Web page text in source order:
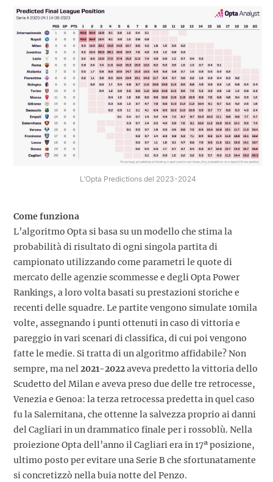
L’Opta Predictions del 2023-2024
Come funziona
L’algoritmo Opta si basa su un modello che stima la
probabilità di risultato di ogni singola partita di
campionato utilizzando come parametri le quote di
mercato delle agenzie scommesse e degli Opta Power
Rankings, a loro volta basati su prestazioni storiche e
recenti delle squadre. Le partite vengono simulate 10mila
volte, assegnando i punti ottenuti in caso di vittoria e
pareggio in vari scenari di classifica, di cui poi vengono
fatte le medie. Si tratta di un algoritmo affidabile? Non
sempre, ma nel2021-2022aveva predetto la vittoria dello
Scudetto del Milan e aveva preso due delle tre retrocesse,
Venezia e Genoa: la terza retrocessa predetta in quel caso
fu la Salernitana, che ottenne la salvezza proprio ai danni
del Cagliari in un drammatico finale per i rossoblù. Nella
proiezione Opta dell’anno il Cagliari era in 17ª posizione,
ultimo posto per evitare una Serie B che sfortunatamente
si concretizzò nella buia notte del Penzo.